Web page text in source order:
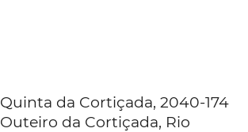
Quinta da Cortiçada, 2040-174
Outeiro da Cortiçada, Rio